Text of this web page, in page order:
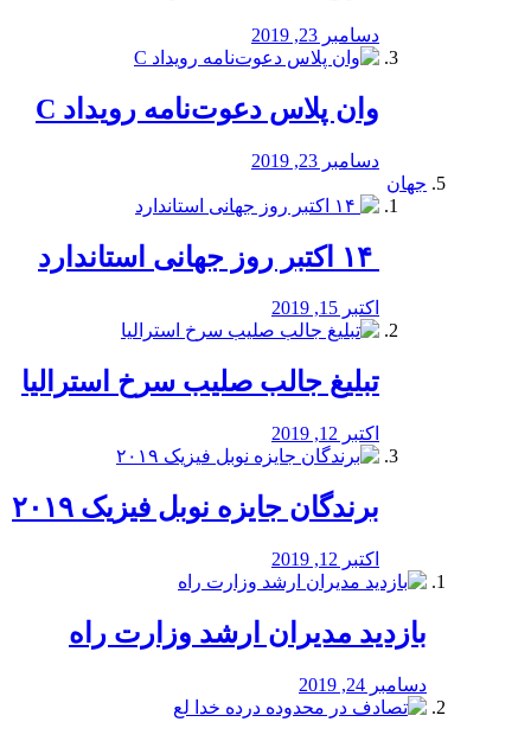
دسامبر 23, 2019
وان پلاس دعوت‌نامه رویداد C
دسامبر 23, 2019
جهان
اکتبر 15, 2019
تبلیغ جالب صلیب سرخ استرالیا
اکتبر 12, 2019
برندگان جایزه نوبل فیزیک ۲۰۱۹
اکتبر 12, 2019
بازدید مدیران ارشد وزارت راه
دسامبر 24, 2019